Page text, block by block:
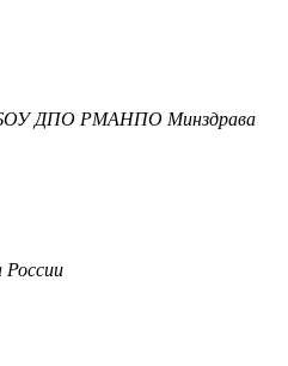
ФГБОУ ДПО РМАНПО Минздрава